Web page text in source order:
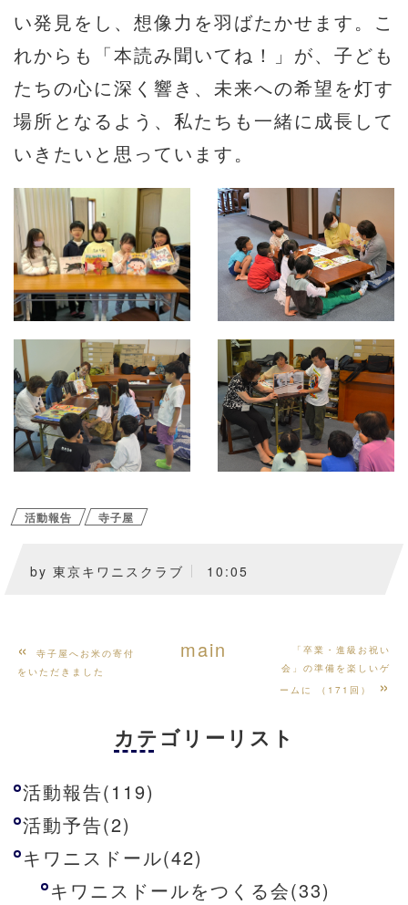
い発見をし、想像力を羽ばたかせます。こ
れからも「本読み聞いてね！」が、子ども
たちの心に深く響き、未来への希望を灯す
場所となるよう、私たちも一緒に成長して
いきたいと思っています。
活動報告 寺子屋
by 東京キワニスクラブ 10:05
«
寺子屋へお米の寄付
をいただきました
main
「卒業・進級お祝い
会」の準備を楽しいゲ
ームに （171回）
»
カテゴリーリスト
活動報告(119)
活動予告(2)
キワニスドール(42)
キワニスドールをつくる会(33)